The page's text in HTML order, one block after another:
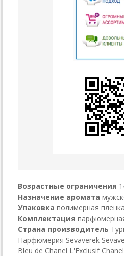
Возрастные ограничения
Назначение аромата
Упаковка полимерная пленка
Комплектация
Страна производитель
Парфюмерия Sevaverek
Bleu de Chanel L'Exclusif